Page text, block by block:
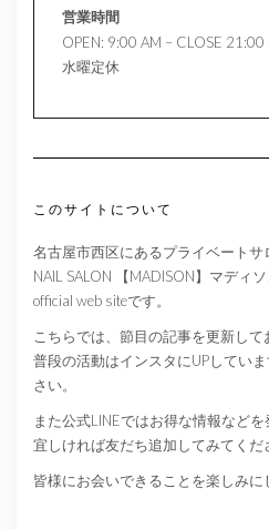
営業時間
OPEN: 9:00 AM – CLOSE 21:00
水曜定休
このサイトについて
名古屋市西区にあるプライベートサ
NAIL SALON 【MADISON】マディ
official web siteです。
こちらでは、節目の記事を更新して
普段の活動はインスタにUPしてい
さい。
また公式LINEではお得な情報などを
宜しければ友だち追加してみてくだ
皆様にお会いできることを楽しみに